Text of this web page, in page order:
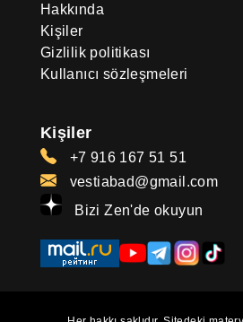
Hakkında
Kişiler
Gizlilik politikası
Kullanıcı sözleşmeleri
Kişiler
+7 916 167 51 51
vestiabad@gmail.com
Bizi Zen'de okuyun